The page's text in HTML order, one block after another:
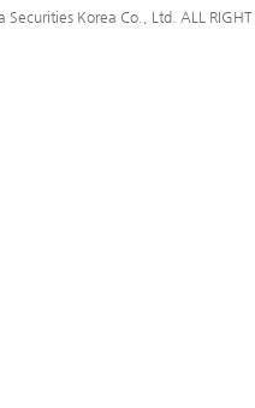
Securities Korea Co., Ltd. ALL RIGHT